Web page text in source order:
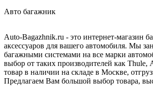
Авто багажник
Auto-Bagazhnik.ru - это интернет-магазин
аксессуаров для вашего автомобиля. Мы
багажными системами на все марки
выбор от таких производителей как Thule,
товар в наличии на складе в Москве,
Предлагаем Вам большой выбор товара,